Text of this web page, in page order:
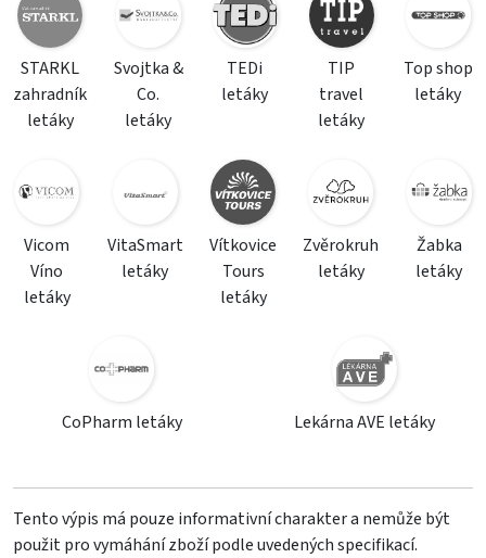
STARKL
zahradník
letáky
Svojtka &
Co.
letáky
TEDi
letáky
TIP
travel
letáky
Top shop
letáky
Vicom
Víno
letáky
VitaSmart
letáky
Vítkovice
Tours
letáky
Zvěrokruh
letáky
Žabka
letáky
CoPharm letáky Lekárna AVE letáky
Tento výpis má pouze informativní charakter a nemůže být
použit pro vymáhání zboží podle uvedených specifikací.